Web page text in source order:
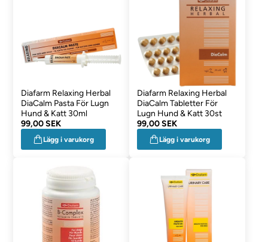
Diafarm Relaxing Herbal
DiaCalm Pasta För Lugn
Hund & Katt 30ml
99,00 SEK
Lägg i varukorg
Diafarm Relaxing Herbal
DiaCalm Tabletter För
Lugn Hund & Katt 30st
99,00 SEK
Lägg i varukorg